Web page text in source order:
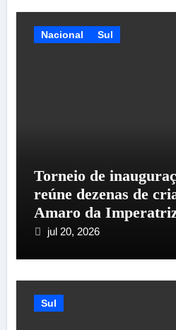
Nacional Sul
Torneio de
reúne dezenas de
Amaro da
jul 20, 2026
Sul